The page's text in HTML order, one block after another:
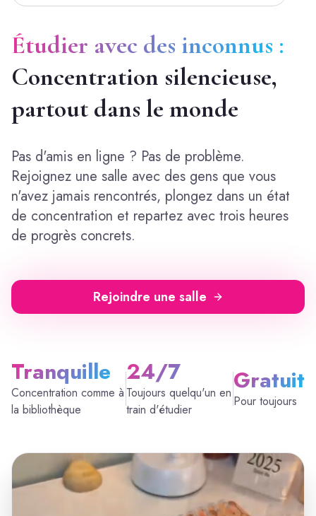
Étudier avec des inconnus :
Concentration silencieuse,
partout dans le monde
Pas d'amis en ligne ? Pas de problème.
Rejoignez une salle avec des gens que vous
n'avez jamais rencontrés, plongez dans un état
de concentration et repartez avec trois heures
de progrès concrets.
Rejoindre une salle
Tranquille
Concentration comme à
la bibliothèque
24/7
Toujours quelqu'un en
train d'étudier
Gratuit
Pour toujours